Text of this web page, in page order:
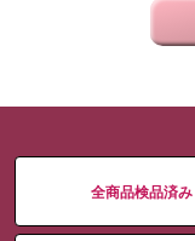
全商品検品済み